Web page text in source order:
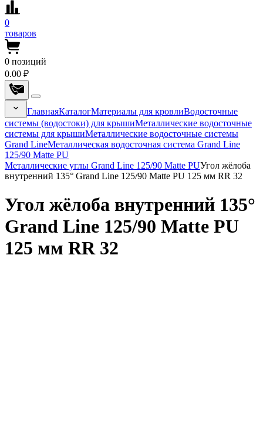
0
товаров
0 позиций
0.00 ₽
ГлавнаяКаталогМатериалы для кровлиВодосточные
системы (водостоки) для крышиМеталлические водосточные
системы для крышиМеталлические водосточные системы
Grand LineМеталлическая водосточная система Grand Line
125/90 Matte PU
Металлические углы Grand Line 125/90 Matte PUУгол жёлоба
внутренний 135° Grand Line 125/90 Matte PU 125 мм RR 32
Угол жёлоба внутренний 135°
Grand Line 125/90 Matte PU
125 мм RR 32